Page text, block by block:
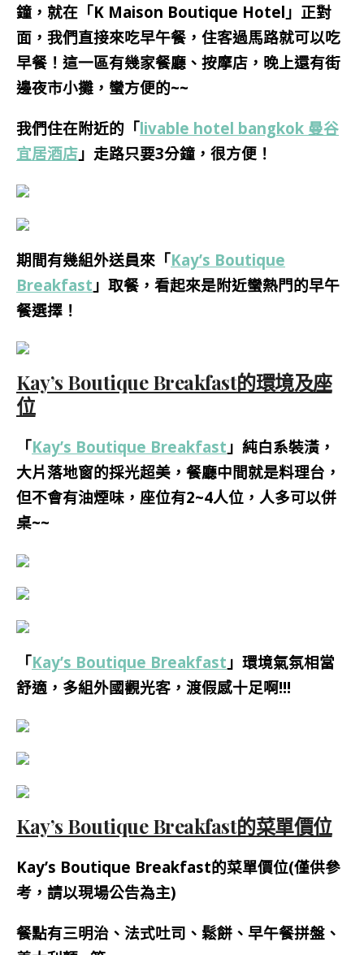
鐘，就在「K Maison Boutique Hotel」正對
面，我們直接來吃早午餐，住客過馬路就可以吃
早餐！這一區有幾家餐廳、按摩店，晚上還有街
邊夜市小攤，蠻方便的~~
我們住在附近的「livable hotel bangkok 曼谷
宜居酒店 」走路只要3分鐘，很方便！
期間有幾組外送員來「Kay’s Boutique
Breakfast 」取餐，看起來是附近蠻熱門的早午
餐選擇！
Kay’s Boutique Breakfast的環境及座
位
「Kay’s Boutique Breakfast 」純白系裝潢，
大片落地窗的採光超美，餐廳中間就是料理台，
但不會有油煙味，座位有2~4人位，人多可以併
桌~~
「Kay’s Boutique Breakfast 」環境氣氛相當
舒適，多組外國觀光客，渡假感十足啊!!!
Kay’s Boutique Breakfast的菜單價位
Kay’s Boutique Breakfast的菜單價位(僅供參
考，請以現場公告為主)
餐點有三明治、法式吐司、鬆餅、早午餐拼盤、